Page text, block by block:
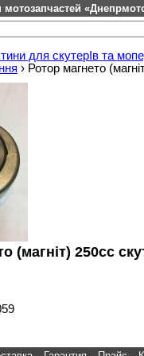
мотозапчастей
для скутерІв та
› Ротор магнето
(магніт) 250сс